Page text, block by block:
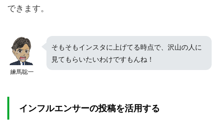
できます。
練馬聡一
そもそもインスタに上げてる時点で、沢山の人に
見てもらいたいわけですもんね！
インフルエンサーの投稿を活用する